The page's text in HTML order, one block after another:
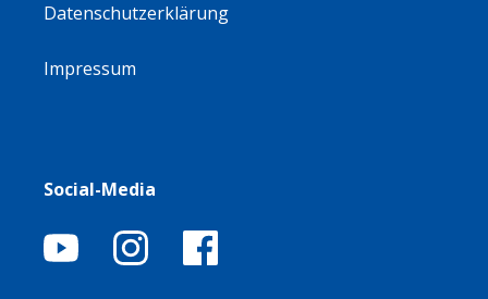
Datenschutzerklärung
Impressum
Social-Media